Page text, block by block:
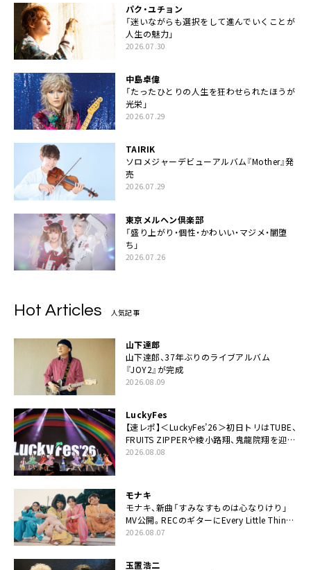
パク・ユチョン
「迷いながらも選択をして進んでいくことが
人生の魅力」
2026.07.30
中島卓偉
「たったひとりの人生を狂わせられたほうが
光栄」
2026.07.29
TAIRIK
ソロメジャーデビューアルバム『Mother』発
売
2026.07.29
東京メルヘン倶楽部
「盛り上がり・個性・かわいい・マジメ・闇堕
ち」
2026.07.26
Hot Articles 人気記事
山下達郎
山下達郎、37年ぶりのライブアルバム
『JOY2』が完成
2026.08.09
LuckyFes
【速レポ】＜LuckyFes’26＞初日トリはTUBE、
FRUITS ZIPPERや綾小路翔、鬼龍院翔を迎え
た豪華コラボも「知ってたらぜひ一緒に歌っ
2026.08.08
モナキ
モナキ、新曲「すみなすものは心なりけり」
MV公開。RECのギターにEvery Little Thing・
伊藤一朗参加も
2026.08.07
玉置浩二